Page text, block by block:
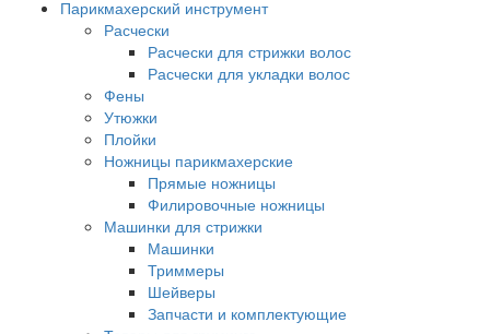
Парикмахерский инструмент
Расчески
Расчески для стрижки волос
Расчески для укладки волос
Фены
Утюжки
Плойки
Ножницы парикмахерские
Прямые ножницы
Филировочные ножницы
Машинки для стрижки
Машинки
Триммеры
Шейверы
Запчасти и комплектующие